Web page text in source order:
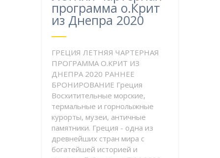
программа о.Крит
из Днепра 2020
ГРЕЦИЯ ЛЕТНЯЯ ЧАРТЕРНАЯ
ПРОГРАММА О.КРИТ ИЗ
ДНЕПРА 2020 РАННЕЕ
БРОНИРОВАНИЕ Греция
Восхитительные морские,
термальные и горнолыжные
курорты, музеи, античные
памятники. Греция - одна из
древнейших стран мира с
богатейшей историей и